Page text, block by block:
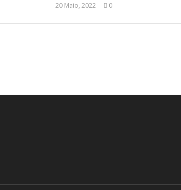
20 Maio, 2022
Ventura
0